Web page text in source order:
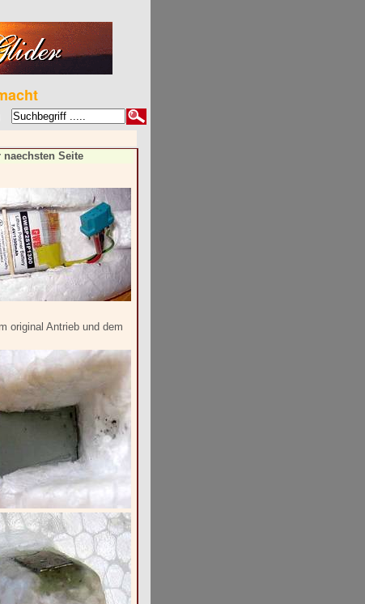
naechsten Seite
original Antrieb und dem